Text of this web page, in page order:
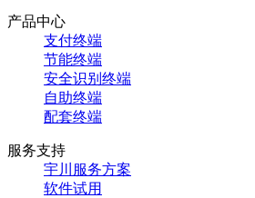
产品中心
支付终端
节能终端
安全识别终端
自助终端
配套终端
服务支持
宇川服务方案
软件试用